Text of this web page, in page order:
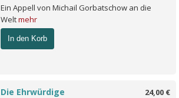
Ein Appell von Michail Gorbatschow an die
Weltmehr
In den Korb
24,00 €
Die Ehrwürdige